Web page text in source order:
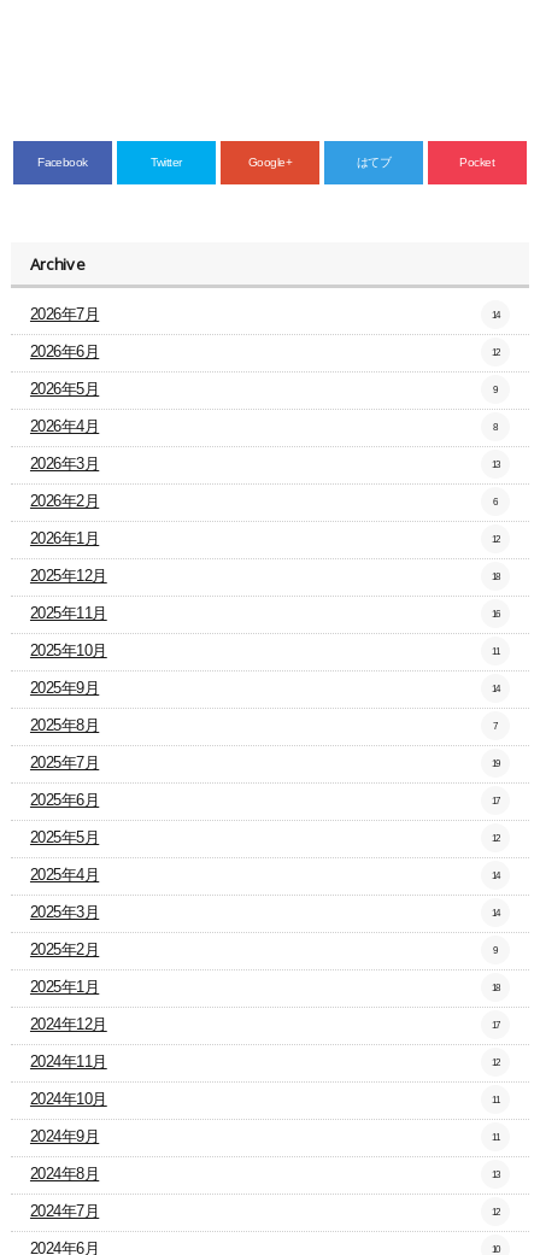
Facebook Twitter Google+ はてブ Pocket
Archive
2026年7月 14
2026年6月 12
2026年5月 9
2026年4月 8
2026年3月 13
2026年2月 6
2026年1月 12
2025年12月 18
2025年11月 16
2025年10月 11
2025年9月 14
2025年8月 7
2025年7月 19
2025年6月 17
2025年5月 12
2025年4月 14
2025年3月 14
2025年2月 9
2025年1月 18
2024年12月 17
2024年11月 12
2024年10月 11
2024年9月 11
2024年8月 13
2024年7月 12
2024年6月 10